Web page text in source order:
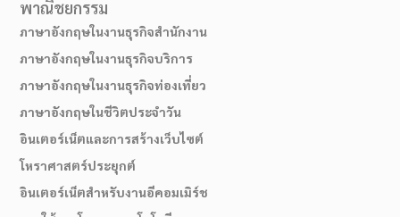
พาณิชยกรรม
ภาษาอังกฤษในงานธุรกิจสำนักงาน
ภาษาอังกฤษในงานธุรกิจบริการ
ภาษาอังกฤษในงานธุรกิจท่องเที่ยว
ภาษาอังกฤษในชีวิตประจำวัน
อินเตอร์เน็ตและการสร้างเว็บไซต์
โหราศาสตร์ประยุกต์
อินเตอร์เน็ตสำหรับงานอีคอมเมิร์ช